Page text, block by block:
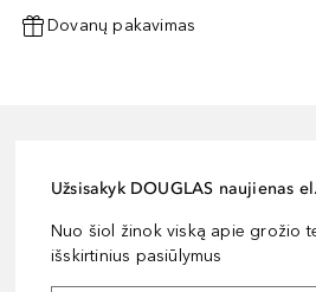
Dovanų pakavimas
Užsisakyk DOUGLAS naujienas
Nuo šiol žinok viską apie grožio
išskirtinius pasiūlymus